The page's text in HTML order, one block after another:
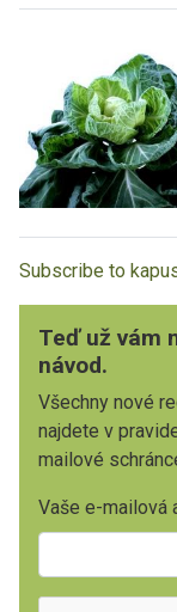
Subscribe to
Teď už vám
návod.
Všechny nové
najdete v
mailové
Vaše e-mailová